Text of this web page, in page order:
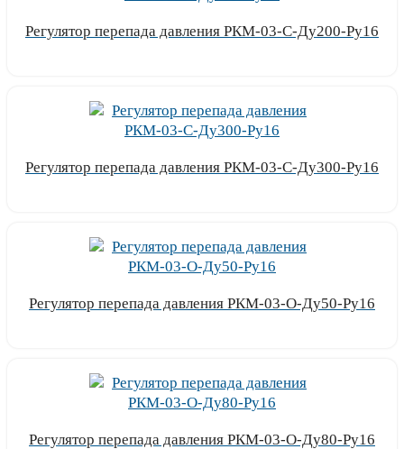
Регулятор перепада давления РКМ-03-С-Ду200-Ру16
Регулятор перепада давления РКМ-03-С-Ду300-Ру16
Регулятор перепада давления РКМ-03-О-Ду50-Ру16
Регулятор перепада давления РКМ-03-О-Ду80-Ру16